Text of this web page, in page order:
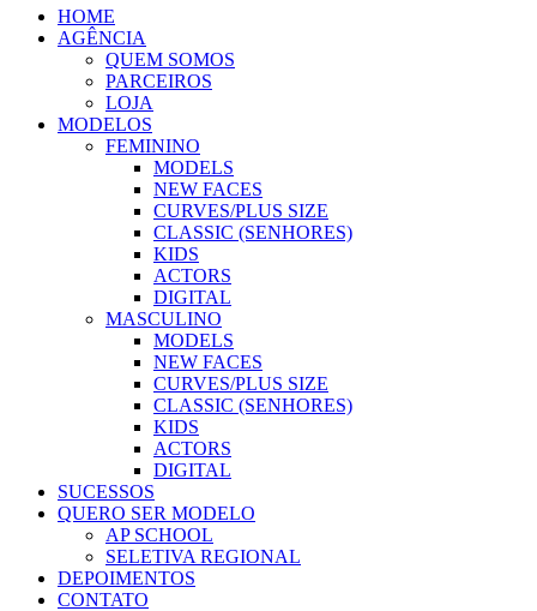
HOME
AGÊNCIA
QUEM SOMOS
PARCEIROS
LOJA
MODELOS
FEMININO
MODELS
NEW FACES
CURVES/PLUS SIZE
CLASSIC (SENHORES)
KIDS
ACTORS
DIGITAL
MASCULINO
MODELS
NEW FACES
CURVES/PLUS SIZE
CLASSIC (SENHORES)
KIDS
ACTORS
DIGITAL
SUCESSOS
QUERO SER MODELO
AP SCHOOL
SELETIVA REGIONAL
DEPOIMENTOS
CONTATO